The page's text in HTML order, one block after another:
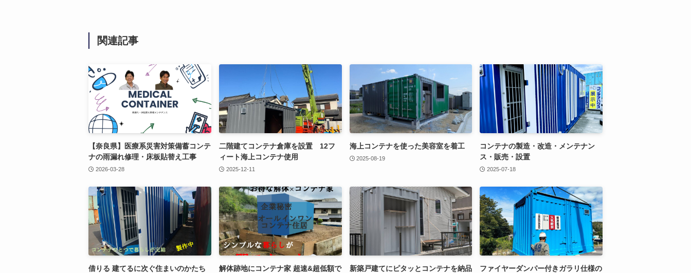
関連記事
【奈良県】医療系災害対策備蓄コンテ
ナの雨漏れ修理・床板貼替え工事
2026-03-28
二階建てコンテナ倉庫を設置 12フ
ィート海上コンテナ使用
2025-12-11
海上コンテナを使った美容室を着工
2025-08-19
コンテナの製造・改造・メンテナン
ス・販売・設置
2025-07-18
借りる 建てるに次ぐ住まいのかたち
解体跡地にコンテナ家 超速&超低額で
新築戸建てにピタッとコンテナを納品
ファイヤーダンパー付きガラリ仕様の